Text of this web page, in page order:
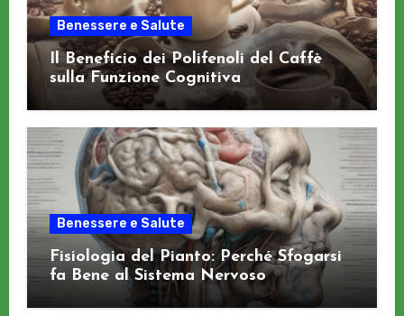
Benessere e Salute
Il Beneficio dei Polifenoli del Caffè
sulla Funzione Cognitiva
Benessere e Salute
Fisiologia del Pianto: Perché Sfogarsi
fa Bene al Sistema Nervoso